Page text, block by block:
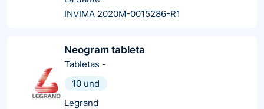
INVIMA 2020M-0015286-R1
Neogram tableta
Tabletas -
10 und
Legrand